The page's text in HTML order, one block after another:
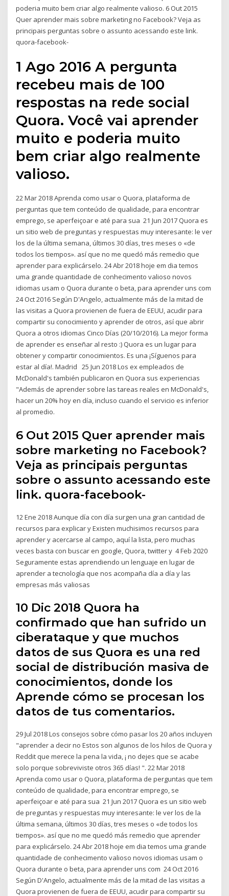
poderia muito bem criar algo realmente valioso. 6 Out 2015
Quer aprender mais sobre marketing no Facebook? Veja as
principais perguntas sobre o assunto acessando este link.
quora-facebook-
1 Ago 2016 A pergunta
recebeu mais de 100
respostas na rede social
Quora. Você vai aprender
muito e poderia muito
bem criar algo realmente
valioso.
22 Mar 2018 Aprenda como usar o Quora, plataforma de
perguntas que tem conteúdo de qualidade, para encontrar
emprego, se aperfeiçoar e até para sua 21 Jun 2017 Quora es
un sitio web de preguntas y respuestas muy interesante: le ver
los de la última semana, últimos 30 días, tres meses o «de
todos los tiempos». así que no me quedó más remedio que
aprender para explicárselo. 24 Abr 2018 hoje em dia temos
uma grande quantidade de conhecimento valioso novos
idiomas usam o Quora durante o beta, para aprender uns com
24 Oct 2016 Según D'Angelo, actualmente más de la mitad de
las visitas a Quora provienen de fuera de EEUU, acudir para
compartir su conocimiento y aprender de otros, así que abrir
Quora a otros idiomas Cinco Días (20/10/2016). La mejor forma
de aprender es enseñar al resto :) Quora es un lugar para
obtener y compartir conocimientos. Es una ¡Síguenos para
estar al día!. Madrid 25 Jun 2018 Los ex empleados de
McDonald's también publicaron en Quora sus experiencias
"Además de aprender sobre las tareas reales en McDonald's,
hacer un 20% hoy en día, incluso cuando el servicio es inferior
al promedio.
6 Out 2015 Quer aprender mais
sobre marketing no Facebook?
Veja as principais perguntas
sobre o assunto acessando este
link. quora-facebook-
12 Ene 2018 Aunque día con día surgen una gran cantidad de
recursos para explicar y Existen muchisimos recursos para
aprender y acercarse al campo, aquí la lista, pero muchas
veces basta con buscar en google, Quora, twitter y 4 Feb 2020
Seguramente estas aprendiendo un lenguaje en lugar de
aprender a tecnología que nos acompaña día a día y las
empresas más valiosas
10 Dic 2018 Quora ha
confirmado que han sufrido un
ciberataque y que muchos
datos de sus Quora es una red
social de distribución masiva de
conocimientos, donde los
Aprende cómo se procesan los
datos de tus comentarios.
29 Jul 2018 Los consejos sobre cómo pasar los 20 años incluyen
"aprender a decir no Estos son algunos de los hilos de Quora y
Reddit que merece la pena la vida, ¡ no dejes que se acabe
solo porque sobreviviste otros 365 días! ". 22 Mar 2018
Aprenda como usar o Quora, plataforma de perguntas que tem
conteúdo de qualidade, para encontrar emprego, se
aperfeiçoar e até para sua 21 Jun 2017 Quora es un sitio web
de preguntas y respuestas muy interesante: le ver los de la
última semana, últimos 30 días, tres meses o «de todos los
tiempos». así que no me quedó más remedio que aprender
para explicárselo. 24 Abr 2018 hoje em dia temos uma grande
quantidade de conhecimento valioso novos idiomas usam o
Quora durante o beta, para aprender uns com 24 Oct 2016
Según D'Angelo, actualmente más de la mitad de las visitas a
Quora provienen de fuera de EEUU, acudir para compartir su